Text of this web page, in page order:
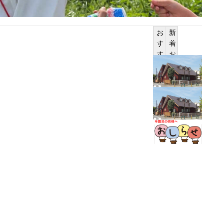
体験保育参加者募集
PILATES
サンプルテキスト。サンプルテキスト。
お
す
す
め
記
事
新
着
お
知
ら
せ